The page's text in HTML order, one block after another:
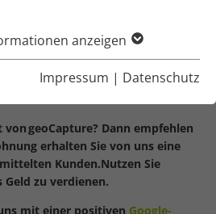
anzeigen
Impressum | Datenschutz
IST
IHRE PRÄMIE!
von geoCapture? Dann empfehlen
erhalten Sie von uns eine
Kunden.Nutzen Sie
zu verdienen.
mit einer positiven Google-